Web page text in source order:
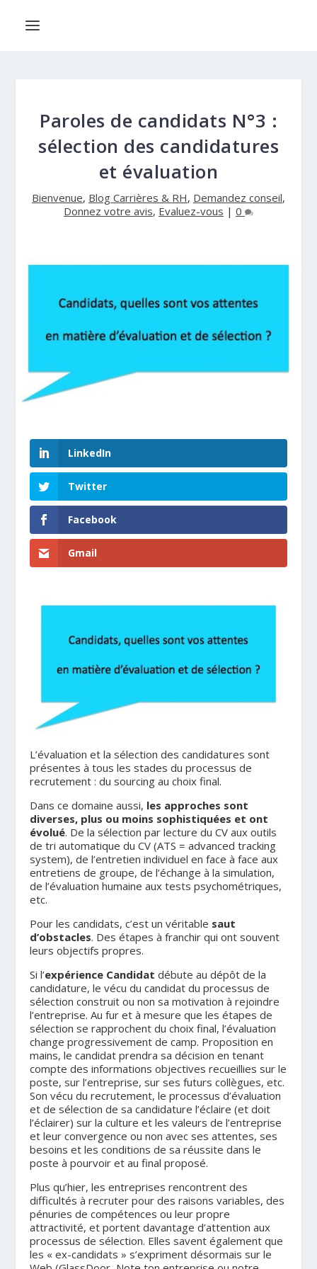
Paroles de candidats N°3 :
sélection des candidatures
et évaluation
Bienvenue, Blog Carrières & RH, Demandez conseil,
Donnez votre avis, Evaluez-vous | 0
LinkedIn
Twitter
Facebook
Gmail
L’évaluation et la sélection des candidatures sont
présentes à tous les stades du processus de
recrutement : du sourcing au choix final.
Dans ce domaine aussi, les approches sont
diverses, plus ou moins sophistiquées et ont
évolué. De la sélection par lecture du CV aux outils
de tri automatique du CV (ATS = advanced tracking
system), de l’entretien individuel en face à face aux
entretiens de groupe, de l’échange à la simulation,
de l’évaluation humaine aux tests psychométriques,
etc.
Pour les candidats, c’est un véritable saut
d’obstacles. Des étapes à franchir qui ont souvent
leurs objectifs propres.
Si l’expérience Candidat débute au dépôt de la
candidature, le vécu du candidat du processus de
sélection construit ou non sa motivation à rejoindre
l’entreprise. Au fur et à mesure que les étapes de
sélection se rapprochent du choix final, l’évaluation
change progressivement de camp. Proposition en
mains, le candidat prendra sa décision en tenant
compte des informations objectives recueillies sur le
poste, sur l’entreprise, sur ses futurs collègues, etc.
Son vécu du recrutement, le processus d’évaluation
et de sélection de sa candidature l’éclaire (et doit
l’éclairer) sur la culture et les valeurs de l’entreprise
et leur convergence ou non avec ses attentes, ses
besoins et les conditions de sa réussite dans le
poste à pourvoir et au final proposé.
Plus qu’hier, les entreprises rencontrent des
difficultés à recruter pour des raisons variables, des
pénuries de compétences ou leur propre
attractivité, et portent davantage d’attention aux
processus de sélection. Elles savent également que
les « ex-candidats » s’expriment désormais sur le